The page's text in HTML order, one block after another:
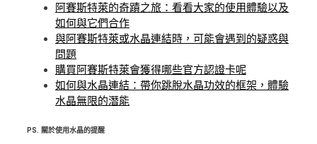
阿賽斯特萊的奇蹟之旅：看看大家的使用體驗以及
如何與它們合作
與阿賽斯特萊或水晶連結時，可能會遇到的疑惑與
問題
購買阿賽斯特萊會獲得哪些官方認證卡呢
如何與水晶連結：帶你跳脫水晶功效的框架，體驗
水晶無限的潛能
PS. 關於使用水晶的提醒